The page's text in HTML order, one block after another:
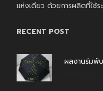
แห่งเดียว ด้วยการผลิตที่ใช้ระ
RECENT POST
ผลงานร่มพั